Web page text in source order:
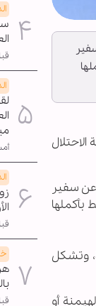
الاحتلال
عن سفير
بأكملها
وتشكل
أو
قبل 3
أمس
قبل 3
قبل 2